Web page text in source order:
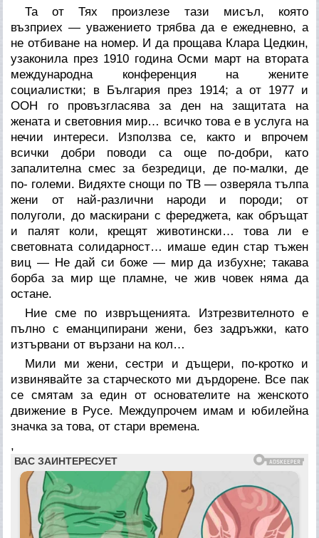
Та от Тях произлезе тази мисъл, която
възприех — уважението трябва да е ежедневно, а
не отбиване на номер. И да прощава Клара Цедкин,
узаконила през 1910 година Осми март на втората
международна конференция на жените
социалистки; в България през 1914; а от 1977 и
ООН го провъзгласява за ден на защитата на
жената и световния мир… всичко това е в услуга на
нечии интереси. Използва се, както и впрочем
всички добри поводи са още по-добри, като
запалителна смес за безредици, де по-малки, де
по- големи. Видяхте снощи по ТВ — озверяла тълпа
жени от най-различни народи и породи; от
полуголи, до маскирани с фереджета, как обръщат
и палят коли, крещят животински… това ли е
световната солидарност… имаше един стар тъжен
виц — Не дай си боже — мир да избухне; такава
борба за мир ще пламне, че жив човек няма да
остане.
Ние сме по извръщенията. Изтрезвителното е
пълно с еманципирани жени, без задръжки, като
изтървани от вързани на кол…
Мили ми жени, сестри и дъщери, по-кротко и
извинявайте за старческото ми дърдорене. Все пак
се смятам за един от основателите на женското
движение в Русе. Междупрочем имам и юбилейна
значка за това, от стари времена.
,